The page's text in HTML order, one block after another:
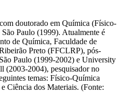
doutorado em Química (Físico-
Paulo (1999). Atualmente é
de Química, Faculdade de
Preto (FFCLRP), pós-
Paulo (1999-2002) e University
(2003-2004), pesquisador no
temas: Físico-Química
Ciência dos Materiais. (Fonte: